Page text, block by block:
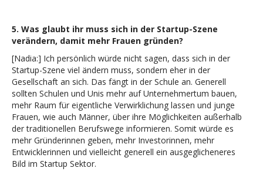
5. Was glaubt ihr muss sich in der Startup-Szene
verändern, damit mehr Frauen gründen?
[Nadia:] Ich persönlich würde nicht sagen, dass sich in der
Startup-Szene viel ändern muss, sondern eher in der
Gesellschaft an sich. Das fängt in der Schule an. Generell
sollten Schulen und Unis mehr auf Unternehmertum bauen,
mehr Raum für eigentliche Verwirklichung lassen und junge
Frauen, wie auch Männer, über ihre Möglichkeiten außerhalb
der traditionellen Berufswege informieren. Somit würde es
mehr Gründerinnen geben, mehr Investorinnen, mehr
Entwicklerinnen und vielleicht generell ein ausgeglicheneres
Bild im Startup Sektor.